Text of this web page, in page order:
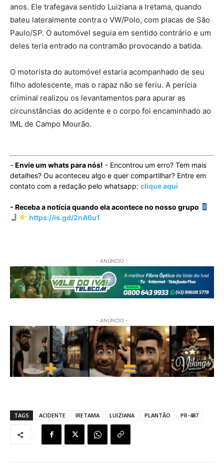
anos. Ele trafegava sentido Luiziana a Iretama, quando
bateu lateralmente contra o VW/Polo, com placas de São
Paulo/SP. O automóvel seguia em sentido contrário e um
deles teria entrado na contramão provocando a batida.
O motorista do automóvel estaria acompanhado de seu
filho adolescente, mas o rapaz não se feriu. A perícia
criminal realizou os levantamentos para apurar as
circunstâncias do acidente e o corpo foi encaminhado ao
IML de Campo Mourão.
- Envie um whats para nós! - Encontrou um erro? Tem mais
detalhes? Ou aconteceu algo e quer compartilhar? Entre em
contato com a redação pelo whatsapp: clique aqui
- Receba a notícia quando ela acontece no nosso grupo
https://is.gd/2nA6u1
- ANÚNCIO -
- ANÚNCIO -
TAGS ACIDENTE IRETAMA LUIZIANA PLANTÃO PR-487